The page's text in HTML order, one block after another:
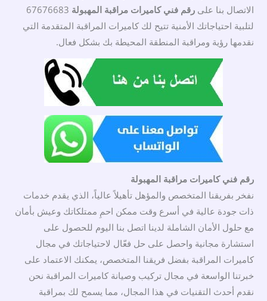
الاتصال بنا علىرقم فني كاميرات مراقبة المهبولة 67676683
لتلبية احتياجاتك الأمنية تتيح لك كاميرات المراقبة المتقدمة التي
نقدمها رؤية ومراقبة المنطقة المحيطة بك بشكل فعال.
رقم فني كاميرات مراقبة المهبولة
نفخر بفريقنا المتخصص والمؤهل تأهيلاً عالياً، الذي يقدم خدمات
ذات جودة عالية في أسرع وقت ممكن احمِ ممتلكاتك وعيش بأمان
مع حلول الأمان الشاملة لدينا اتصل بنا اليوم للحصول على
استشارة مجانية واحصل على حل فعّال لاحتياجاتك في مجال
كاميرات المراقبة بفضل فريقنا المتخصص، يمكنك الاعتماد على
خبرتنا الواسعة في مجال تركيب وصيانة كاميرات المراقبة نحن
نقدم أحدث التقنيات في هذا المجال، مما يسمح لك بمراقبة